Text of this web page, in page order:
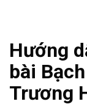
Hướng
bài
Trương